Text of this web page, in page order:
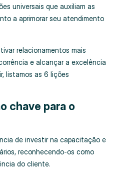
universais que auxiliam as
a aprimorar seu atendimento
relacionamentos mais
e alcançar a excelência
listamos as 6 lições
chave para o
de investir na capacitação e
reconhecendo-os como
do cliente.